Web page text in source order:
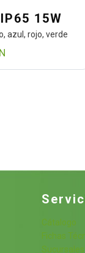
15W
azul, rojo, verde
Cátalogo
Fichas
Sucursales